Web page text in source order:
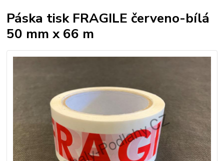
Páska tisk FRAGILE červeno-bílá
50 mm x 66 m